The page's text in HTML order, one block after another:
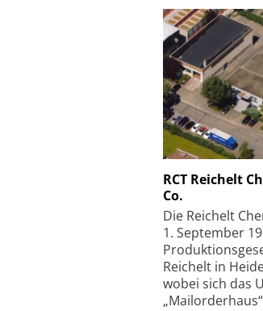
RCT Reichelt
Co.
Die Reichelt
1. September
Reichelt in
wobei sich das